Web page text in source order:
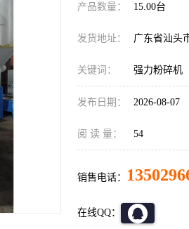
产品数量： 15.00台
发货地址： 广东省汕头
关键词： 强力粉碎机
发布日期： 2026-08-07
阅 读 量： 54
销售电话：
在线QQ：